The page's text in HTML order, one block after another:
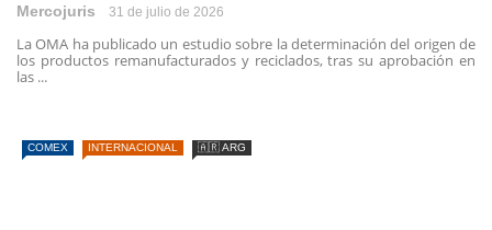
Mercojuris 31 de julio de 2026
La OMA ha publicado un estudio sobre la determinación del origen de
los productos remanufacturados y reciclados, tras su aprobación en
las ...
COMEX INTERNACIONAL 🇦🇷 ARG